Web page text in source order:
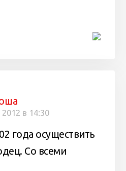
в 14:30
года осуществить
Со всеми